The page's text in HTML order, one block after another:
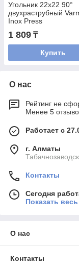
Угольник 22x22 90°
двухраструбный
Inox Press
1 809 ₸
Купить
О нас
Рейтинг не
Менее 5
Работает с
г. Алматы
Контакты
Сегодня
Показать
О нас
Контакты